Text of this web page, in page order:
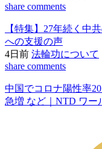
share comments
【特集】27年続く中
への支援の声
4日前 法輪功について
share comments
中国でコロナ陽性率
急増 など｜NTD ワー